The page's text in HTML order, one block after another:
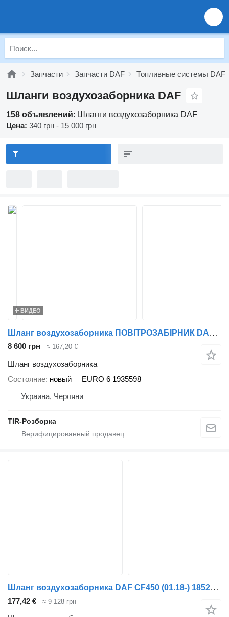
Запчасти Запчасти DAF Топливные системы DAF
Шланги воздухозаборника DAF
158 объявлений: Шланги воздухозаборника DAF
Цена: 340 грн - 15 000 грн
ВИДЕО
Шланг воздухозаборника ПОВІТРОЗАБІРНИК DAF XF105/XF106 EURO 6 1935598 для тягача DAF XF105/XF106
8 600 грн ≈ 167,20 €
Шланг воздухозаборника
Состояние новый
EURO 6 1935598
Украина, Черляни
TIR-Розборка
Шланг воздухозаборника DAF CF450 (01.18-) 1852220 для тягача DAF CF450, CF460 (2017-)
177,42 € ≈ 9 128 грн